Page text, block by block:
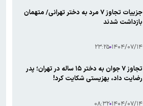
جزییات تجاوز ۷ مرد به دختر تهرانی/ متهمان
بازداشت شدند
۱۴۰۴/۰۷/۱۴ ۲۳:۲۵
تجاوز ۷ جوان به دختر ۱۵ ساله در تهران؛ پدر
رضایت داد، بهزیستی شکایت کرد!
۱۴۰۴/۰۷/۱۴ ۰۸:۳۲